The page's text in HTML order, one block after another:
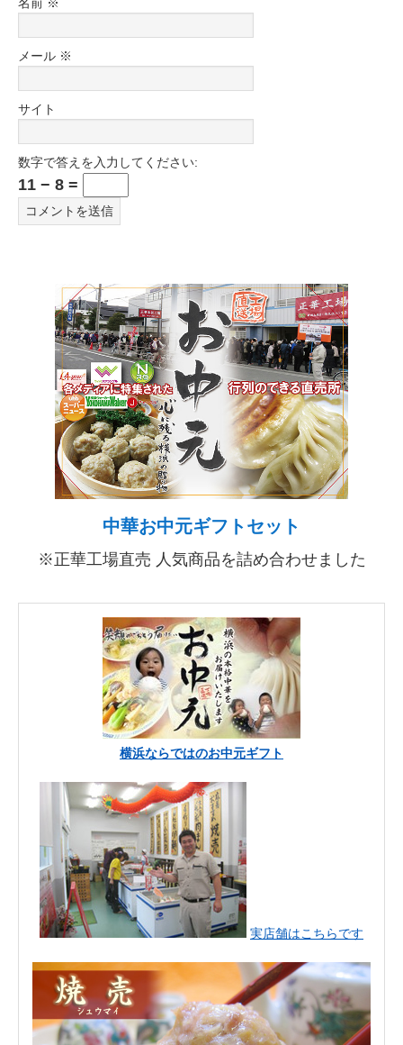
メール ※
サイト
数字で答えを入力してください:
11 − 8 =
中華お中元ギフトセット
※正華工場直売 人気商品を詰め合わせました
横浜ならではのお中元ギフト
実店舗はこちらです